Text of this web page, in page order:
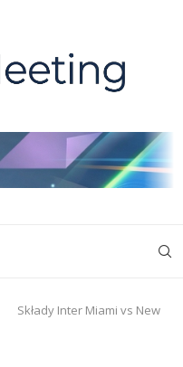
Składy Inter Miami vs New